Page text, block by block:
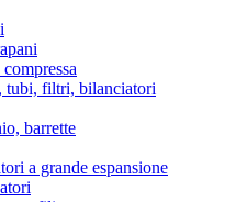
tubi, filtri, bilanciatori
barrette
a grande espansione